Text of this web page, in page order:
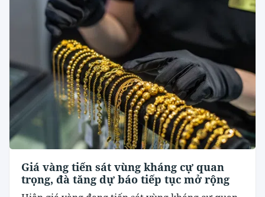
Giá vàng tiến sát vùng kháng cự quan
trọng, đà tăng dự báo tiếp tục mở rộng